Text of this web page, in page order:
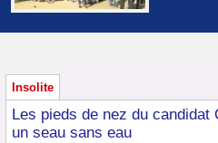
Insolite
Les pieds de nez du candidat
un seau sans eau